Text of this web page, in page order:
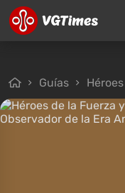
Guías Héroes de la